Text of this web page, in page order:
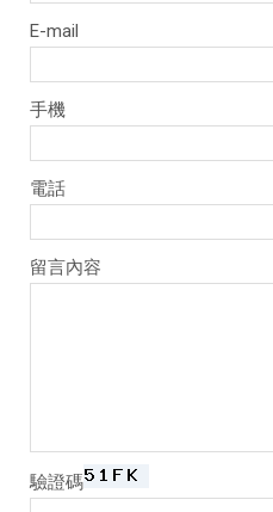
E-mail
手機
電話
留言內容
驗證碼